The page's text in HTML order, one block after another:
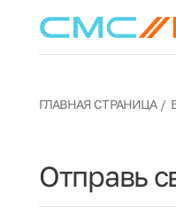
ГЛАВНАЯ СТРАНИЦА
Отправь